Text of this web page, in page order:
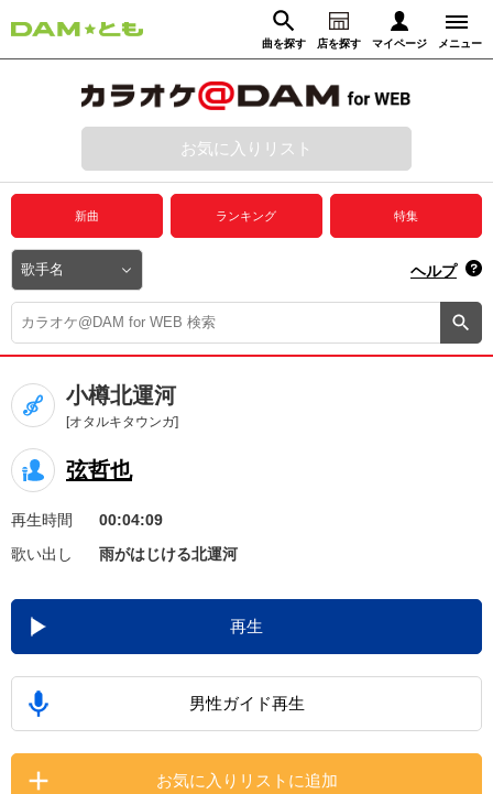
曲を探す 店を探す マイページ メニュー
動画からさがす 録音からさがす
ログイン
プレミアムサービス
DAM★とも動画
DAM★とも録音
カラオケ＠DAM
ユーザー検索
キャンペーン
お知らせ よくあるご質問
DAMの新曲・ランキングなど
カラオケ最新情報をチェック！
家族や友達と一緒に！練習にも！
お気に入りリスト
新曲 ランキング 特集
ヘルプ
小樽北運河
[オタルキタウンガ]
弦哲也
再生時間
00:04:09
歌い出し
雨がはじける北運河
再生
男性ガイド再生
お気に入りリストに追加